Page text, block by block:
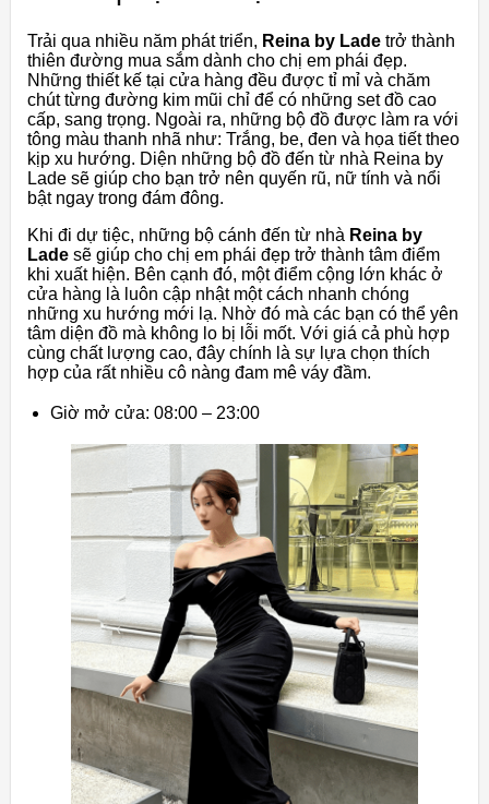
Trải qua nhiều năm phát triển, Reina by Lade trở thành
thiên đường mua sắm dành cho chị em phái đẹp.
Những thiết kế tại cửa hàng đều được tỉ mỉ và chăm
chút từng đường kim mũi chỉ để có những set đồ cao
cấp, sang trọng. Ngoài ra, những bộ đồ được làm ra với
tông màu thanh nhã như: Trắng, be, đen và họa tiết theo
kịp xu hướng. Diện những bộ đồ đến từ nhà Reina by
Lade sẽ giúp cho bạn trở nên quyến rũ, nữ tính và nổi
bật ngay trong đám đông.
Khi đi dự tiệc, những bộ cánh đến từ nhà Reina by
Lade sẽ giúp cho chị em phái đẹp trở thành tâm điểm
khi xuất hiện. Bên cạnh đó, một điểm cộng lớn khác ở
cửa hàng là luôn cập nhật một cách nhanh chóng
những xu hướng mới lạ. Nhờ đó mà các bạn có thể yên
tâm diện đồ mà không lo bị lỗi mốt. Với giá cả phù hợp
cùng chất lượng cao, đây chính là sự lựa chọn thích
hợp của rất nhiều cô nàng đam mê váy đầm.
Giờ mở cửa: 08:00 – 23:00